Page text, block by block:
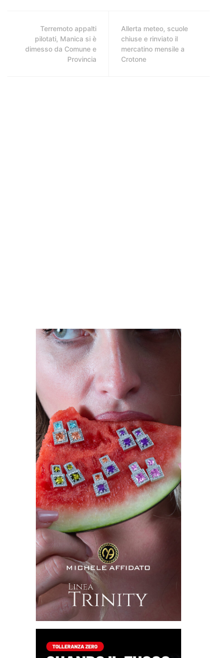
Terremoto appalti
pilotati, Manica si è
dimesso da Comune e
Provincia
Allerta meteo, scuole
chiuse e rinviato il
mercatino mensile a
Crotone